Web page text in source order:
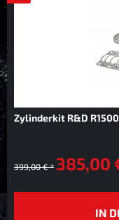
Zylinderkit R&D
399,00 € * 385,00
IN